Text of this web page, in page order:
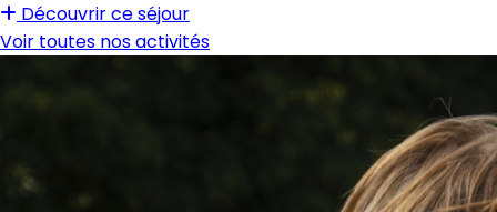
Découvrir ce séjour
Voir toutes nos activités